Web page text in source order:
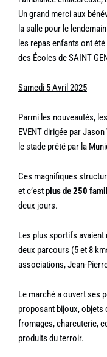
Un grand merci aux
la salle pour le
les repas enfants ont
des Écoles de SAINT
Samedi 5 Avril 2025
Parmi les nouveautés,
EVENT dirigée par
le stade prêté par la
Ces magnifiques
et c’estplus de 250
deux jours.
Les plus sportifs avaient
deux parcours (5 et 8
associations, Jean-
Le marché a ouvert ses
proposant bijoux, objets
fromages, charcuterie,
produits du terroir.